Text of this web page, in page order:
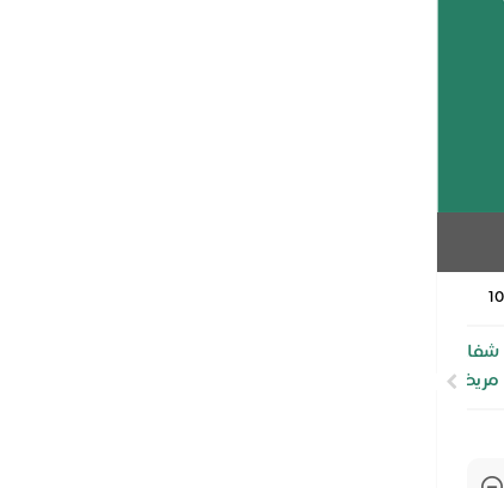
هدية مستدامة وعظيمة الأجر، قيمة السهم الواحد 10
شفاء
مريض